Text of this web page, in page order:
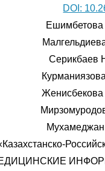
DOI:
Ешимбетова
Серикбаев